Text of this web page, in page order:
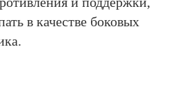
в качестве боковых